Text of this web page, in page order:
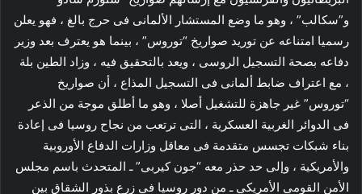
و”سكالب” ، وهو ما وضع المستشار الألمانى فى حرج بالغ ، فهو يعلن
رسميا امتناعه عن توريد صواريخ “توروس” ، بينما هو يعترف بعد وزير
دفاعه بصحة التسجيل الروسى ، ويعد بالتحقيق فيه ، وزاد الطين بلة
، مع اعتراف ضابط ألمانى فى التسجيل المذاع ، أن صواريخ
“توروس” غير جاهزة للتشغيل أصلا ، وهو ما أطلق موجة من الذعر
فى الدوائر الغربية العسكرية ، التى ترتعب من نجاح روسيا فى إعادة
بناء شبكات تجسس متقدمة فى معاقل وزارات الدفاع الأوروبية
والأمريكية ، وإلى حد حذر معه “جون كيربى” ـ المتحدث باسم مجلس
الأمن القومى الأمريكى ـ من دور روسيا فى زرع بذور الشقاق بين